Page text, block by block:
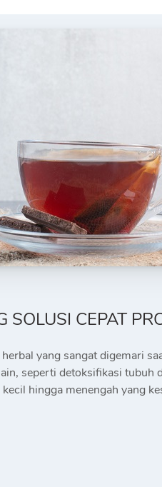
CEPAT
yang sangat digemari
seperti detoksifikasi
hingga menengah yang